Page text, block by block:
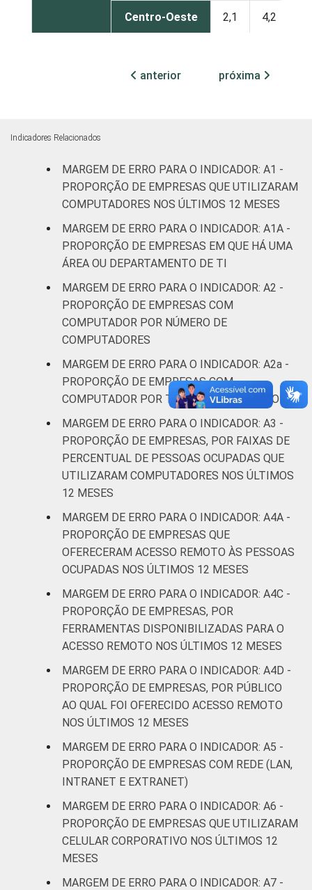
Centro-Oeste 2,1 4,2
transformação
veículos
automotores e
motocicletas
1,4 2,9
Transporte,
armazenagem
e correio
2,9 4,1
Alojamento e
alimentação
2,6
imobiliárias;
Atividades
profissionais,
científicas e
técnicas;
Atividades
administrativas
2,2 2,9
Informação e
Comunicação
0,4 1,5
Artes, cultura,
esporte e
recreação;
Outras
serviços
2,4 3,4
¹ Base: 7010 empresas que declararam
utilizar computador, com 10 ou mais pessoas
ocupadas e que constituem os seguintes
segmentos da CNAE 2.0 (C, F, G, H, I, J, L, M,
N, R e S). Estimativa:486345 empresas.
março de 2015.
Fonte: NIC.br - set 2014 / mar 2015
anterior próxima
Indicadores Relacionados
MARGEM DE ERRO PARA O INDICADOR: A1 -
PROPORÇÃO DE EMPRESAS QUE UTILIZARAM
COMPUTADORES NOS ÚLTIMOS 12 MESES
MARGEM DE ERRO PARA O INDICADOR: A1A -
PROPORÇÃO DE EMPRESAS EM QUE HÁ UMA
ÁREA OU DEPARTAMENTO DE TI
MARGEM DE ERRO PARA O INDICADOR: A2 -
PROPORÇÃO DE EMPRESAS COM
COMPUTADOR POR NÚMERO DE
COMPUTADORES
MARGEM DE ERRO PARA O INDICADOR: A2a -
PROPORÇÃO DE EMPRESAS COM
COMPUTADOR POR TIPO DE COMPUTADOR
MARGEM DE ERRO PARA O INDICADOR: A3 -
PROPORÇÃO DE EMPRESAS, POR FAIXAS DE
PERCENTUAL DE PESSOAS OCUPADAS QUE
UTILIZARAM COMPUTADORES NOS ÚLTIMOS
12 MESES
MARGEM DE ERRO PARA O INDICADOR: A4A -
PROPORÇÃO DE EMPRESAS QUE
OFERECERAM ACESSO ‏REMOTO ÀS PESSOAS
OCUPADAS NOS ÚLTIMOS 12 MESES
MARGEM DE ERRO PARA O INDICADOR: A4C -
PROPORÇÃO DE EMPRESAS, POR
FERRAMENTAS DISPONIBILIZADAS PARA O
ACESSO REMOTO NOS ÚLTIMOS 12 MESES
MARGEM DE ERRO PARA O INDICADOR: A4D -
PROPORÇÃO DE EMPRESAS, POR PÚBLICO
AO QUAL FOI OFERECIDO ACESSO REMOTO
NOS ÚLTIMOS 12 MESES
MARGEM DE ERRO PARA O INDICADOR: A5 -
PROPORÇÃO DE EMPRESAS COM REDE (LAN,
INTRANET E EXTRANET)
MARGEM DE ERRO PARA O INDICADOR: A6 -
PROPORÇÃO DE EMPRESAS QUE UTILIZARAM
CELULAR CORPORATIVO NOS ÚLTIMOS 12
MESES
MARGEM DE ERRO PARA O INDICADOR: A7 -